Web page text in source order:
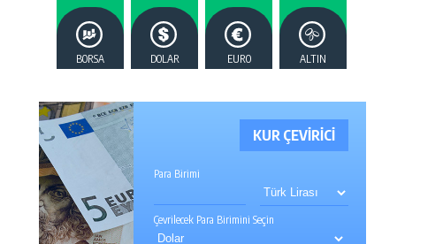
BORSA DOLAR EURO ALTIN
KUR ÇEVİRİCİ
Para Birimi
Çevrilecek Para Birimini Seçin